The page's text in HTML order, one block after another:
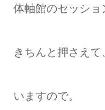
体軸館のセッショ
きちんと押さえ
いますので。